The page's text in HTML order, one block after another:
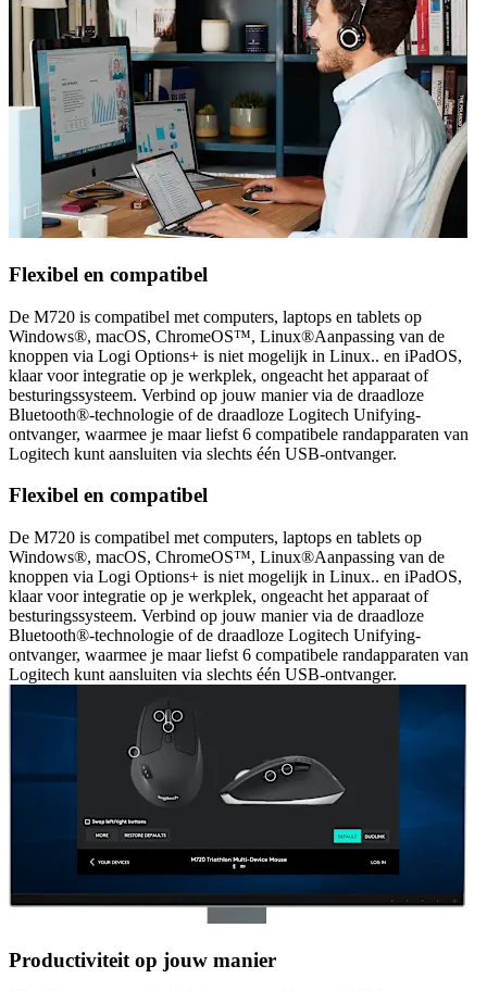
Flexibel en compatibel
De M720 is compatibel met computers, laptops en tablets op
Windows®, macOS, ChromeOS™, Linux®Aanpassing van de
knoppen via Logi Options+ is niet mogelijk in Linux.. en iPadOS,
klaar voor integratie op je werkplek, ongeacht het apparaat of
besturingssysteem. Verbind op jouw manier via de draadloze
Bluetooth®-technologie of de draadloze Logitech Unifying-
ontvanger, waarmee je maar liefst 6 compatibele randapparaten van
Logitech kunt aansluiten via slechts één USB-ontvanger.
Flexibel en compatibel
De M720 is compatibel met computers, laptops en tablets op
Windows®, macOS, ChromeOS™, Linux®Aanpassing van de
knoppen via Logi Options+ is niet mogelijk in Linux.. en iPadOS,
klaar voor integratie op je werkplek, ongeacht het apparaat of
besturingssysteem. Verbind op jouw manier via de draadloze
Bluetooth®-technologie of de draadloze Logitech Unifying-
ontvanger, waarmee je maar liefst 6 compatibele randapparaten van
Logitech kunt aansluiten via slechts één USB-ontvanger.
Productiviteit op jouw manier